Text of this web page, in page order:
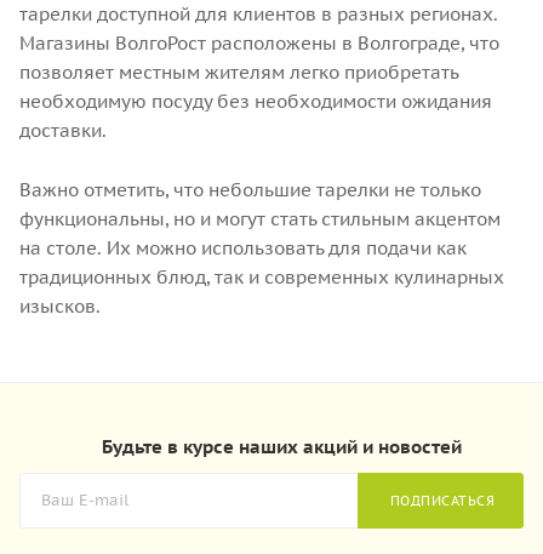
тарелки доступной для клиентов в разных регионах.
Магазины ВолгоРост расположены в Волгограде, что
позволяет местным жителям легко приобретать
необходимую посуду без необходимости ожидания
доставки.
Важно отметить, что небольшие тарелки не только
функциональны, но и могут стать стильным акцентом
на столе. Их можно использовать для подачи как
традиционных блюд, так и современных кулинарных
изысков.
Будьте в курсе наших акций и новостей
ПОДПИСАТЬСЯ